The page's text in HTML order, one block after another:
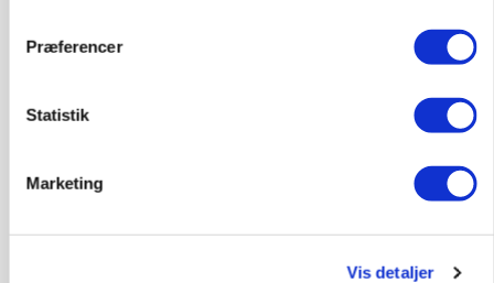
Præferencer
Statistik
Marketing
Vis detaljer